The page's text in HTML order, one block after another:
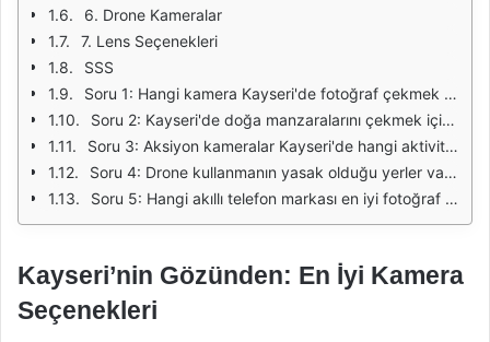
6. Drone Kameralar
7. Lens Seçenekleri
SSS
Soru 1: Hangi kamera Kayseri'de fotoğraf çekmek için en iyisidir?
Soru 2: Kayseri'de doğa manzaralarını çekmek için hangi lensi kullanmalıyım?
Soru 3: Aksiyon kameralar Kayseri'de hangi aktiviteler için uygundur?
Soru 4: Drone kullanmanın yasak olduğu yerler var mı?
Soru 5: Hangi akıllı telefon markası en iyi fotoğraf kalitesini sunuyor?
Kayseri’nin Gözünden: En İyi Kamera
Seçenekleri